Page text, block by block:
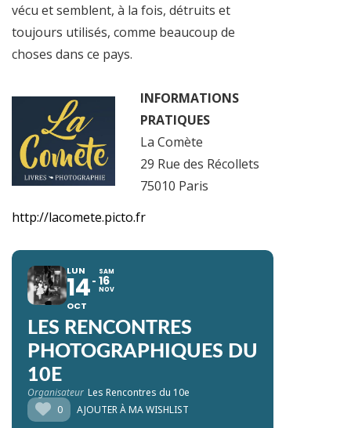
vécu et semblent, à la fois, détruits et
toujours utilisés, comme beaucoup de
choses dans ce pays.
INFORMATIONS
PRATIQUES
La Comète
29 Rue des Récollets
75010 Paris
http://lacomete.picto.fr
LUN
14
OCT
SAM
16
NOV
LES RENCONTRES
PHOTOGRAPHIQUES DU
10E
Organisateur Les Rencontres du 10e
0
AJOUTER À MA WISHLIST